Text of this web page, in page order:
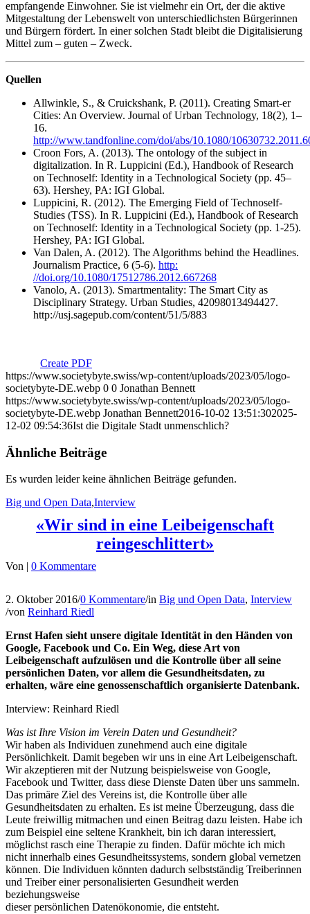
empfangende Einwohner. Sie ist vielmehr ein Ort, der die aktive
Mitgestaltung der Lebenswelt von unterschiedlichsten Bürgerinnen
und Bürgern fördert. In einer solchen Stadt bleibt die Digitalisierung
Mittel zum – guten – Zweck.
Quellen
Allwinkle, S., & Cruickshank, P. (2011). Creating Smart-er
Cities: An Overview. Journal of Urban Technology, 18(2), 1–
16.
http://www.tandfonline.com/doi/abs/10.1080/
Croon Fors, A. (2013). The ontology of the subject in
digitalization. In R. Luppicini (Ed.), Handbook of Research
on Technoself: Identity in a Technological Society (pp. 45–
63). Hershey, PA: IGI Global.
Luppicini, R. (2012). The Emerging Field of Technoself-
Studies (TSS). In R. Luppicini (Ed.), Handbook of Research
on Technoself: Identity in a Technological Society (pp. 1-25).
Hershey, PA: IGI Global.
Van Dalen, A. (2012). The Algorithms behind the Headlines.
Journalism Practice, 6 (5-6). http:
//doi.org/10.1080/17512786.2012.667268
Vanolo, A. (2013). Smartmentality: The Smart City as
Disciplinary Strategy. Urban Studies, 42098013494427.
http://usj.sagepub.com/content/51/5/883
Create PDF
https://www.societybyte.swiss/wp-content/uploads/2023/05/logo-
societybyte-DE.webp 0 0 Jonathan Bennett
https://www.societybyte.swiss/wp-content/uploads/2023/05/logo-
societybyte-DE.webp Jonathan Bennett2016-10-02 13:51:302025-
12-02 09:54:36Ist die Digitale Stadt unmenschlich?
Ähnliche Beiträge
Es wurden leider keine ähnlichen Beiträge gefunden.
Big und Open Data,Interview
«Wir sind in eine Leibeigenschaft
reingeschlittert»
Von | 0 Kommentare
2. Oktober 2016/0 Kommentare/in Big und Open Data, Interview
/von Reinhard Riedl
Ernst Hafen sieht unsere digitale Identität in den Händen von
Google, Facebook und Co. Ein Weg, diese Art von
Leibeigenschaft aufzulösen und die Kontrolle über all seine
persönlichen Daten, vor allem die Gesundheitsdaten, zu
erhalten, wäre eine genossenschaftlich organisierte Datenbank.
Interview: Reinhard Riedl
Was ist Ihre Vision im Verein Daten und Gesundheit?
Wir haben als Individuen zunehmend auch eine digitale
Persönlichkeit. Damit begeben wir uns in eine Art Leibeigenschaft.
Wir akzeptieren mit der Nutzung beispielsweise von Google,
Facebook und Twitter, dass diese Dienste Daten über uns sammeln.
Das primäre Ziel des Vereins ist, die Kontrolle über alle
Gesundheitsdaten zu erhalten. Es ist meine Überzeugung, dass die
Leute freiwillig mitmachen und einen Beitrag dazu leisten. Habe ich
zum Beispiel eine seltene Krankheit, bin ich daran interessiert,
möglichst rasch eine Therapie zu finden. Dafür möchte ich mich
nicht innerhalb eines Gesundheitssystems, sondern global vernetzen
können. Die Individuen könnten dadurch selbstständig Treiberinnen
und Treiber einer personalisierten Gesundheit werden
beziehungsweise
dieser persönlichen Datenökonomie, die entsteht.